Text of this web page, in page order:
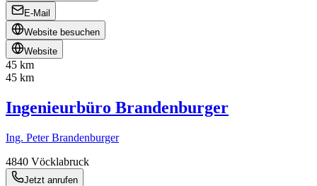
E-Mail
Website besuchen
Website
45 km
45 km
Ingenieurbüro Brandenburger
Ing. Peter Brandenburger
4840 Vöcklabruck
Jetzt anrufen